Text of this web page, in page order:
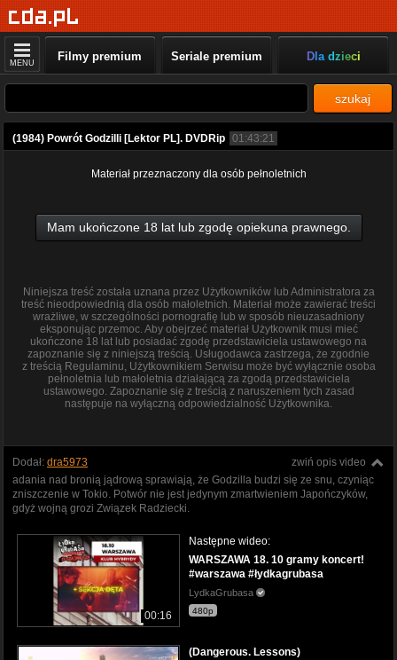
MENU Filmy premium Seriale premium Dla dzieci
szukaj
(1984) Powrót Godzilli [Lektor PL]. DVDRip 01:43:21
Materiał przeznaczony dla osób pełnoletnich
Mam ukończone 18 lat lub zgodę opiekuna prawnego.
Niniejsza treść została uznana przez Użytkowników lub Administratora za
treść nieodpowiednią dla osób małoletnich. Materiał może zawierać treści
wrażliwe, w szczególności pornografię lub w sposób nieuzasadniony
eksponując przemoc. Aby obejrzeć materiał Użytkownik musi mieć
ukończone 18 lat lub posiadać zgodę przedstawiciela ustawowego na
zapoznanie się z niniejszą treścią. Usługodawca zastrzega, że zgodnie
z treścią Regulaminu, Użytkownikiem Serwisu może być wyłącznie osoba
pełnoletnia lub małoletnia działającą za zgodą przedstawiciela
ustawowego. Zapoznanie się z treścią z naruszeniem tych zasad
następuje na wyłączną odpowiedzialność Użytkownika.
zwiń opis video
Dodał: dra5973
adania nad bronią jądrową sprawiają, że Godzilla budzi się ze snu, czyniąc
zniszczenie w Tokio. Potwór nie jest jedynym zmartwieniem Japończyków,
gdyż wojną grozi Związek Radziecki.
00:16
Następne wideo:
WARSZAWA 18. 10 gramy koncert!
#warszawa #łydkagrubasa
LydkaGrubasa
480p
(Dangerous. Lessons)